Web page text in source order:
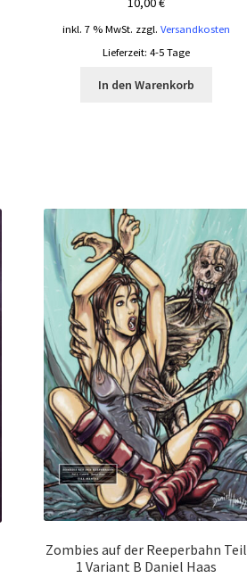
inkl. 7 % MwSt. zzgl.Versandkosten
Lieferzeit:4-5 Tage
In den Warenkorb
Zombies auf der Reeperbahn Teil
1 Variant B Daniel Haas